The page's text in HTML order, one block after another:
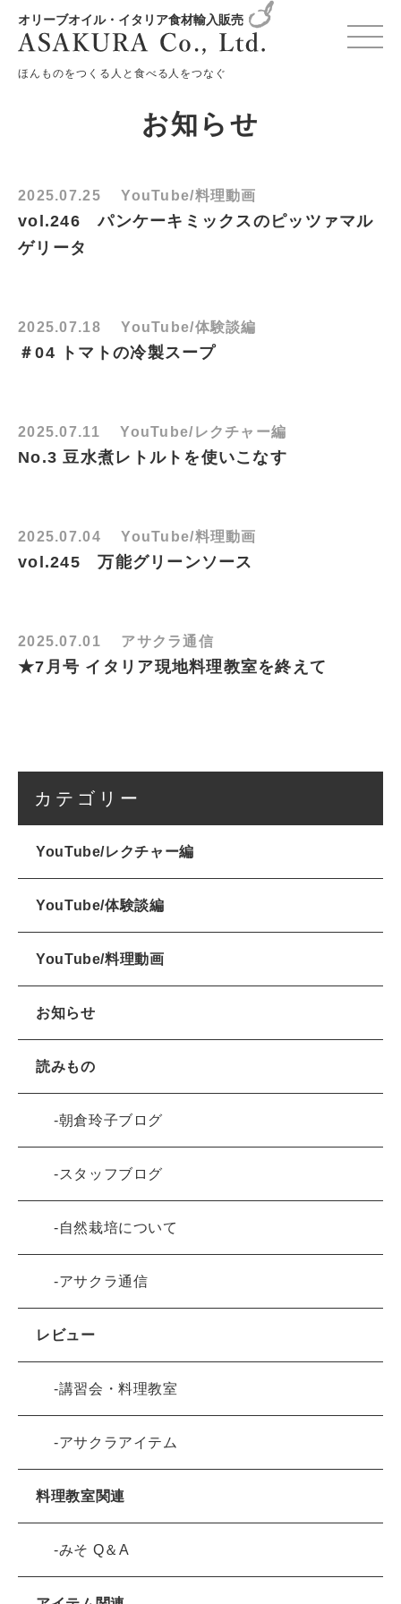
オリーブオイル・イタリア食材輸入販売
ほんものをつくる人と食べる人をつなぐ
HOME お知らせ 月別: 2025年7月
お知らせ
2025.07.25 YouTube/料理動画
vol.246 パンケーキミックスのピッツァマル
ゲリータ
2025.07.18 YouTube/体験談編
＃04 トマトの冷製スープ
2025.07.11 YouTube/レクチャー編
No.3 豆水煮レトルトを使いこなす
2025.07.04 YouTube/料理動画
vol.245 万能グリーンソース
2025.07.01 アサクラ通信
★7月号 イタリア現地料理教室を終えて
カテゴリー
YouTube/レクチャー編
YouTube/体験談編
YouTube/料理動画
お知らせ
読みもの
朝倉玲子ブログ
スタッフブログ
自然栽培について
アサクラ通信
レビュー
講習会・料理教室
アサクラアイテム
料理教室関連
みそ Q＆A